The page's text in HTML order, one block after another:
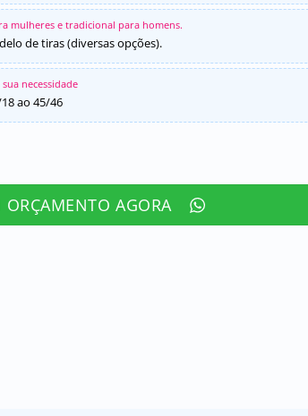
mulheres e tradicional para homens.
de tiras (diversas opções).
necessidade
ao 45/46
ORÇAMENTO AGORA